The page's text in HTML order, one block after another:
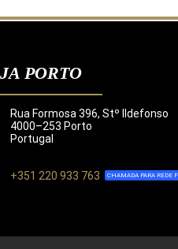
PORTO
Rua Formosa 396, Stº Ildefonso
4000–253 Porto
Portugal
+351 220 933 763 CHAMADA PARA REDE